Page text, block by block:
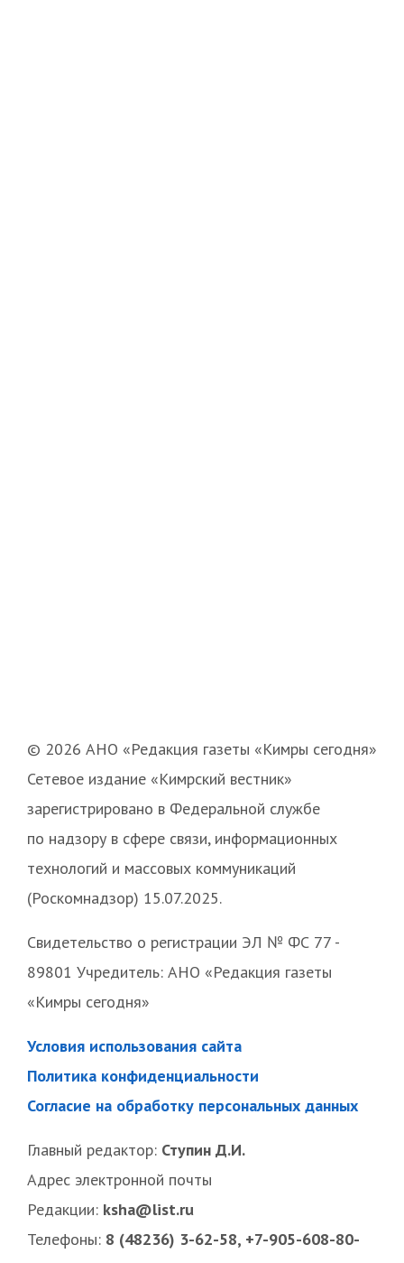
© 2026 АНО «Редакция газеты «Кимры сегодня»
Сетевое издание «Кимрский вестник»
зарегистрировано в Федеральной службе
по надзору в сфере связи, информационных
технологий и массовых коммуникаций
(Роскомнадзор) 15.07.2025.
Свидетельство о регистрации ЭЛ № ФС 77 -
89801 Учредитель: АНО «Редакция газеты
«Кимры сегодня»
Условия использования сайта
Политика конфиденциальности
Согласие на обработку персональных данных
Главный редактор: Ступин Д.И.
Адрес электронной почты
Редакции: ksha@list.ru
Телефоны: 8 (48236) 3-62-58, +7-905-608-80-